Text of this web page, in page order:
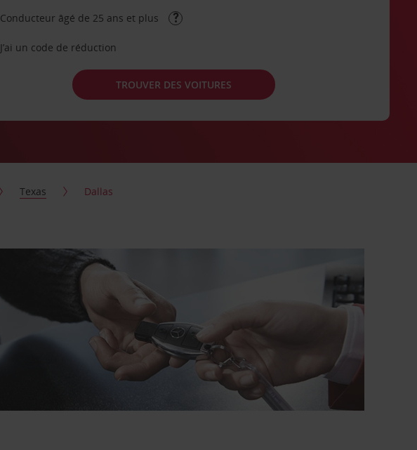
Conducteur âgé de 25 ans et plus
J’ai un code de réduction
TROUVER DES VOITURES
Texas Dallas